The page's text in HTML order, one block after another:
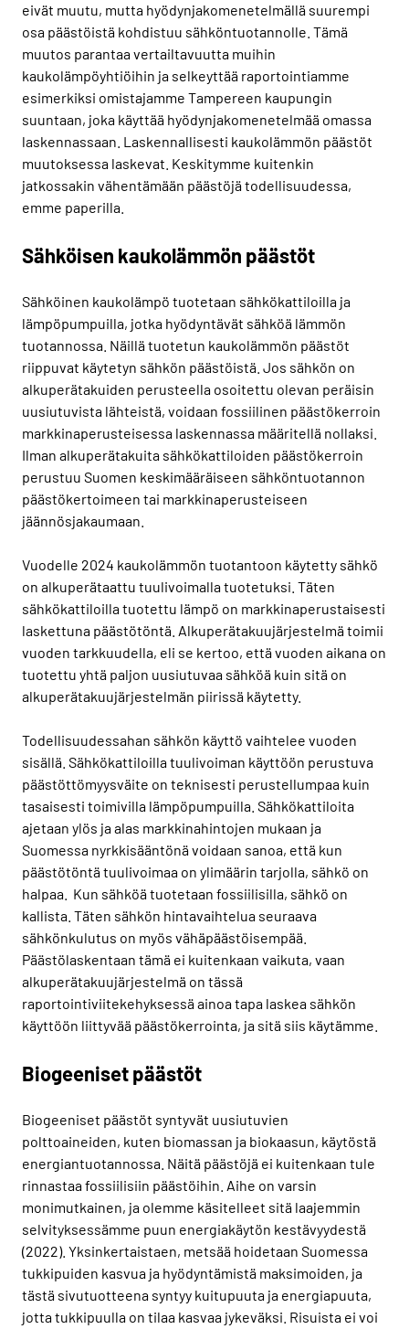
eivät muutu, mutta hyödynjakomenetelmällä suurempi
osa päästöistä kohdistuu sähköntuotannolle. Tämä
muutos parantaa vertailtavuutta muihin
kaukolämpöyhtiöihin ja selkeyttää raportointiamme
esimerkiksi omistajamme Tampereen kaupungin
suuntaan, joka käyttää hyödynjakomenetelmää omassa
laskennassaan. Laskennallisesti kaukolämmön päästöt
muutoksessa laskevat. Keskitymme kuitenkin
jatkossakin vähentämään päästöjä todellisuudessa,
emme paperilla.
Sähköisen kaukolämmön päästöt
Sähköinen kaukolämpö tuotetaan sähkökattiloilla ja
lämpöpumpuilla, jotka hyödyntävät sähköä lämmön
tuotannossa. Näillä tuotetun kaukolämmön päästöt
riippuvat käytetyn sähkön päästöistä. Jos sähkön on
alkuperätakuiden perusteella osoitettu olevan peräisin
uusiutuvista lähteistä, voidaan fossiilinen päästökerroin
markkinaperusteisessa laskennassa määritellä nollaksi.
Ilman alkuperätakuita sähkökattiloiden päästökerroin
perustuu Suomen keskimääräiseen sähköntuotannon
päästökertoimeen tai markkinaperusteiseen
jäännösjakaumaan.
Vuodelle 2024 kaukolämmön tuotantoon käytetty sähkö
on alkuperätaattu tuulivoimalla tuotetuksi. Täten
sähkökattiloilla tuotettu lämpö on markkinaperustaisesti
laskettuna päästötöntä. Alkuperätakuujärjestelmä toimii
vuoden tarkkuudella, eli se kertoo, että vuoden aikana on
tuotettu yhtä paljon uusiutuvaa sähköä kuin sitä on
alkuperätakuujärjestelmän piirissä käytetty.
Todellisuudessahan sähkön käyttö vaihtelee vuoden
sisällä. Sähkökattiloilla tuulivoiman käyttöön perustuva
päästöttömyysväite on teknisesti perustellumpaa kuin
tasaisesti toimivilla lämpöpumpuilla. Sähkökattiloita
ajetaan ylös ja alas markkinahintojen mukaan ja
Suomessa nyrkkisääntönä voidaan sanoa, että kun
päästötöntä tuulivoimaa on ylimäärin tarjolla, sähkö on
halpaa. Kun sähköä tuotetaan fossiilisilla, sähkö on
kallista. Täten sähkön hintavaihtelua seuraava
sähkönkulutus on myös vähäpäästöisempää.
Päästölaskentaan tämä ei kuitenkaan vaikuta, vaan
alkuperätakuujärjestelmä on tässä
raportointiviitekehyksessä ainoa tapa laskea sähkön
käyttöön liittyvää päästökerrointa, ja sitä siis käytämme.
Biogeeniset päästöt
Biogeeniset päästöt syntyvät uusiutuvien
polttoaineiden, kuten biomassan ja biokaasun, käytöstä
energiantuotannossa. Näitä päästöjä ei kuitenkaan tule
rinnastaa fossiilisiin päästöihin. Aihe on varsin
monimutkainen, ja olemme käsitelleet sitä laajemmin
selvityksessämme puun energiakäytön kestävyydestä
(2022). Yksinkertaistaen, metsää hoidetaan Suomessa
tukkipuiden kasvua ja hyödyntämistä maksimoiden, ja
tästä sivutuotteena syntyy kuitupuuta ja energiapuuta,
jotta tukkipuulla on tilaa kasvaa jykeväksi. Risuista ei voi